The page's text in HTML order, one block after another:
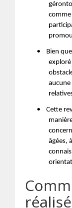
•
Bien
exploré
aucune
•
Cette
âgées,